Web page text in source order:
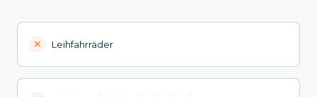
Leihfahrräder